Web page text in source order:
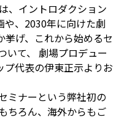
、イントロダクション
、 2030年に向けた劇
げ、これから始めるセ
いて、 劇場プロデュー
プ代表の伊東正示よりお
ミナーという弊社初の
ちろん、海外からもご